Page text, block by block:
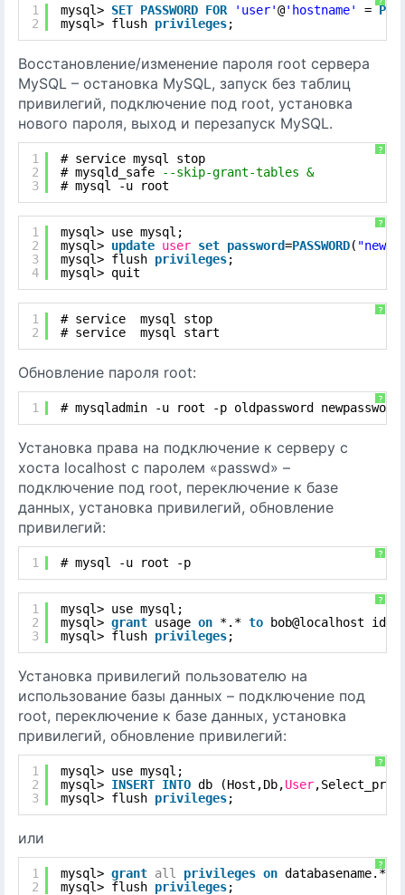
1
2
mysql> SET PASSWORD FOR 'user'@'hostname' =
mysql> flush privileges;
Восстановление/изменение пароля root сервера
MySQL – остановка MySQL, запуск без таблиц
привилегий, подключение под root, установка
нового пароля, выход и перезапуск MySQL.
?
1
2
3
# service mysql stop
# mysqld_safe
--skip-grant-tables &
# mysql -u root
?
1
2
3
4
mysql> use mysql;
mysql> update user set password=PASSWORD(
mysql> flush privileges;
mysql> quit
?
1
2
# service  mysql stop
# service  mysql start
Обновление пароля root:
?
1 # mysqladmin -u root -p oldpassword newpassword
Установка права на подключение к серверу с
хоста localhost с паролем «passwd» –
подключение под root, переключение к базе
данных, установка привилегий, обновление
привилегий:
?
1 # mysql -u root -p
?
1
2
3
mysql> use mysql;
mysql> grant usage on *.* to
bob@localhost
mysql> flush privileges;
Установка привилегий пользователю на
использование базы данных – подключение под
root, переключение к базе данных, установка
привилегий, обновление привилегий:
?
1
2
3
mysql> use mysql;
mysql> INSERT INTO db (Host,Db,User
mysql> flush privileges;
или
?
1
2
mysql> grant all privileges on databasename.*
mysql> flush privileges;